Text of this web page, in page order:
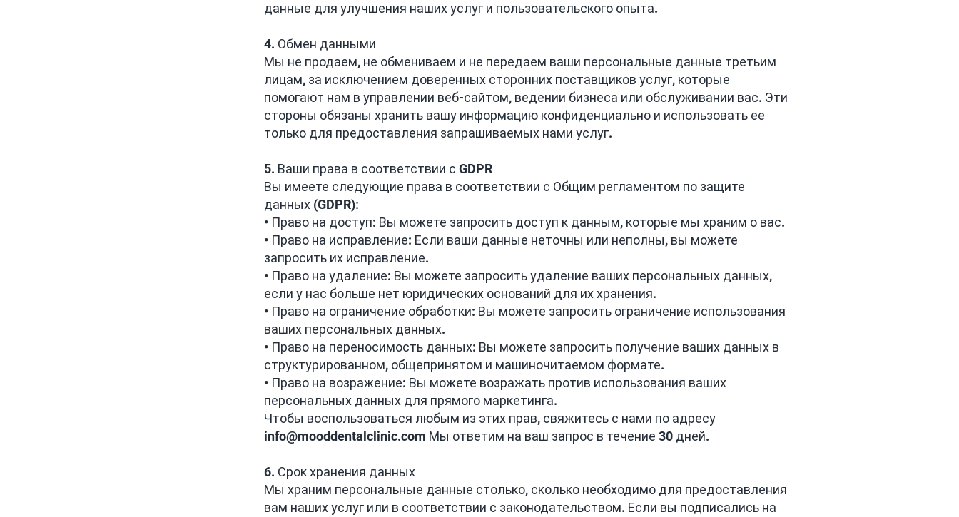
данные для улучшения наших услуг и пользовательского опыта.
4. Обмен данными
Мы не продаем, не обмениваем и не передаем ваши персональные данные третьим
лицам, за исключением доверенных сторонних поставщиков услуг, которые
помогают нам в управлении веб-сайтом, ведении бизнеса или обслуживании вас. Эти
стороны обязаны хранить вашу информацию конфиденциально и использовать ее
только для предоставления запрашиваемых нами услуг.
5. Ваши права в соответствии с GDPR
Вы имеете следующие права в соответствии с Общим регламентом по защите
данных (GDPR):
• Право на доступ: Вы можете запросить доступ к данным, которые мы храним о вас.
• Право на исправление: Если ваши данные неточны или неполны, вы можете
запросить их исправление.
• Право на удаление: Вы можете запросить удаление ваших персональных данных,
если у нас больше нет юридических оснований для их хранения.
• Право на ограничение обработки: Вы можете запросить ограничение использования
ваших персональных данных.
• Право на переносимость данных: Вы можете запросить получение ваших данных в
структурированном, общепринятом и машиночитаемом формате.
• Право на возражение: Вы можете возражать против использования ваших
персональных данных для прямого маркетинга.
Чтобы воспользоваться любым из этих прав, свяжитесь с нами по адресу
info@mooddentalclinic.com Мы ответим на ваш запрос в течение 30 дней.
6. Срок хранения данных
Мы храним персональные данные столько, сколько необходимо для предоставления
вам наших услуг или в соответствии с законодательством. Если вы подписались на